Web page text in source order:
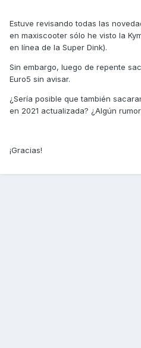
Estuve revisando todas las
en maxiscooter sólo he visto la
en línea de la Super Dink).
Sin embargo, luego de repente
Euro5 sin avisar.
¿Sería posible que también
en 2021 actualizada? ¿Algún
¡Gracias!